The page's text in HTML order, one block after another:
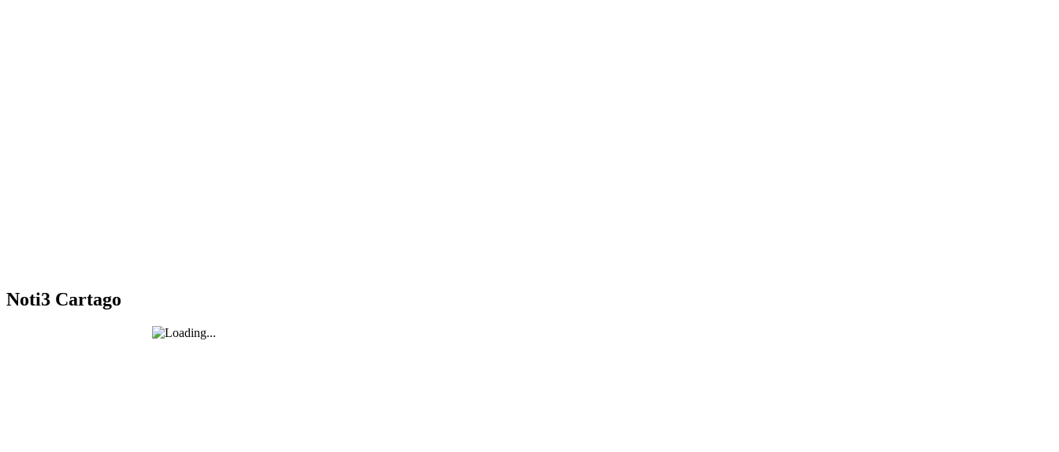
Noti3 Cartago